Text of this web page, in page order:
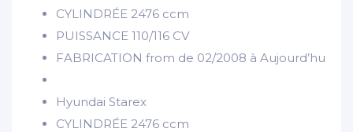
CYLINDRÉE 2476 ccm
PUISSANCE 110/116 CV
FABRICATION from de 02/2008 à Aujourd’hu
Hyundai Starex
CYLINDRÉE 2476 ccm